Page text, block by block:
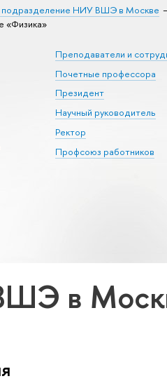
подразделение НИУ ВШЭ в Москве
«Физика»
Преподаватели и
Почетные профессора
Президент
Научный руководитель
Ректор
Профсоюз работников
в